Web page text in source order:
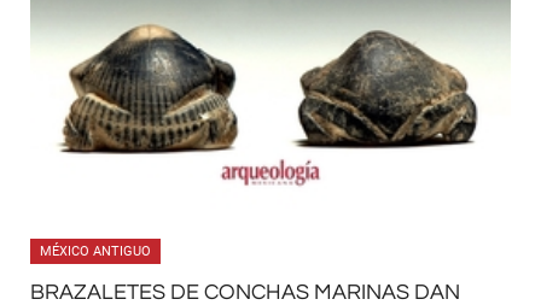
MÉXICO ANTIGUO
BRAZALETES DE CONCHAS MARINAS DAN